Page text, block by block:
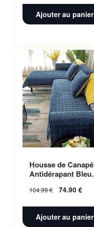
Ajouter au panier
Housse de Canapé
Antidérapant Bleu
104.99€ 74.90 €
Ajouter au panier